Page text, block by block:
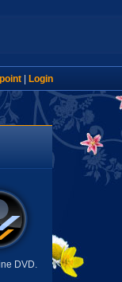
| Login
DVD.